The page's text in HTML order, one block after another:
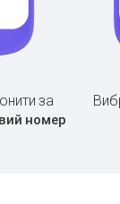
за
номер